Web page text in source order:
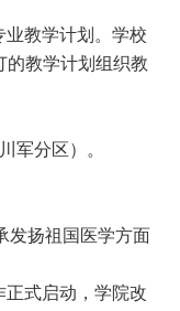
教学计划。学校
的教学计划组织教
军分区）。
发扬祖国医学方面
式启动，学院改